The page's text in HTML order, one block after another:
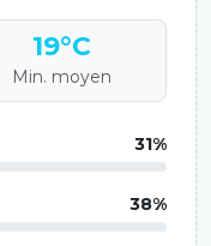
19°C
Min. moyen
31%
38%